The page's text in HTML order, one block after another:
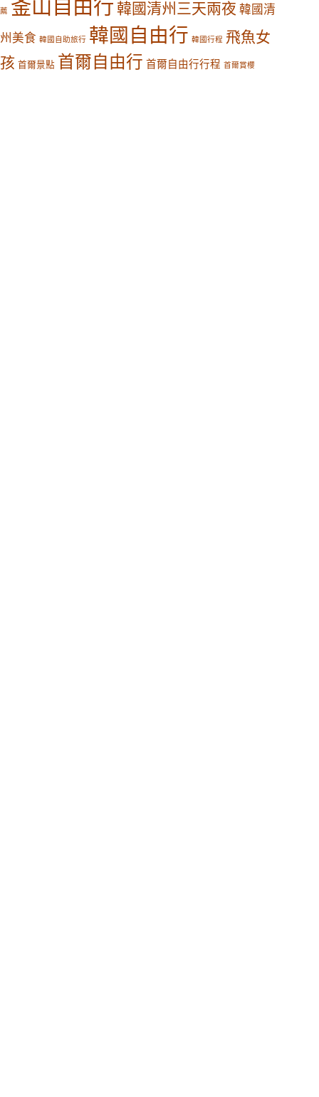
薦 釜山自由行 韓國清州三天兩夜 韓國清
州美食 韓國自助旅行 韓國自由行 韓國行程 飛魚女
孩 首爾景點 首爾自由行 首爾自由行行程 首爾賞櫻